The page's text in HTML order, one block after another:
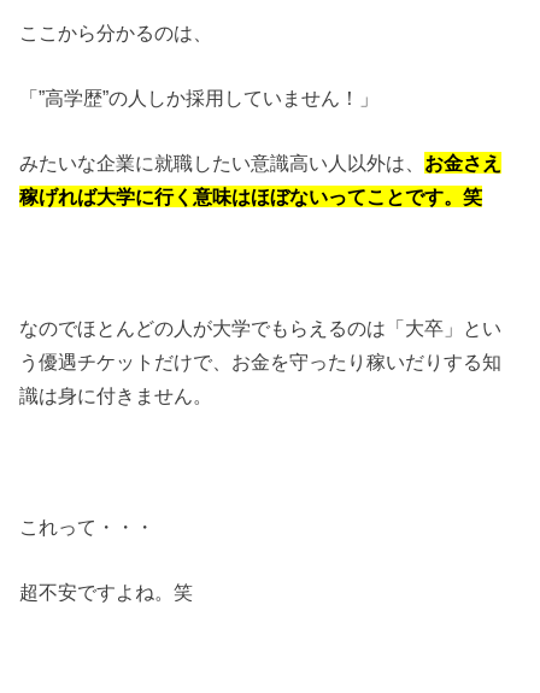
ここから分かるのは、
「”高学歴”の人しか採用していません！」
みたいな企業に就職したい意識高い人以外は、 お金さえ
稼げれば大学に行く意味はほぼないってことです。笑
なのでほとんどの人が大学でもらえるのは「大卒」とい
う優遇チケットだけで、お金を守ったり稼いだりする知
識は身に付きません。
これって・・・
超不安ですよね。笑